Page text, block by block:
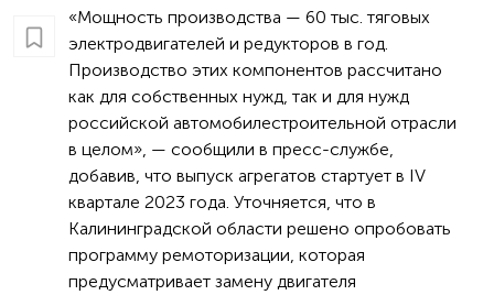
«Мощность производства — 60 тыс. тяговых
электродвигателей и редукторов в год.
Производство этих компонентов рассчитано
как для собственных нужд, так и для нужд
российской автомобилестроительной отрасли
в целом», — сообщили в пресс-службе,
добавив, что выпуск агрегатов стартует в IV
квартале 2023 года. Уточняется, что в
Калининградской области решено опробовать
программу ремоторизации, которая
предусматривает замену двигателя